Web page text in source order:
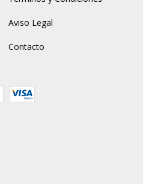
Aviso Legal
Contacto